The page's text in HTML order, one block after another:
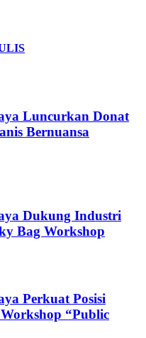
Luncurkan Donat
Bernuansa
Dukung Industri
Bag Workshop
Perkuat Posisi
“Public